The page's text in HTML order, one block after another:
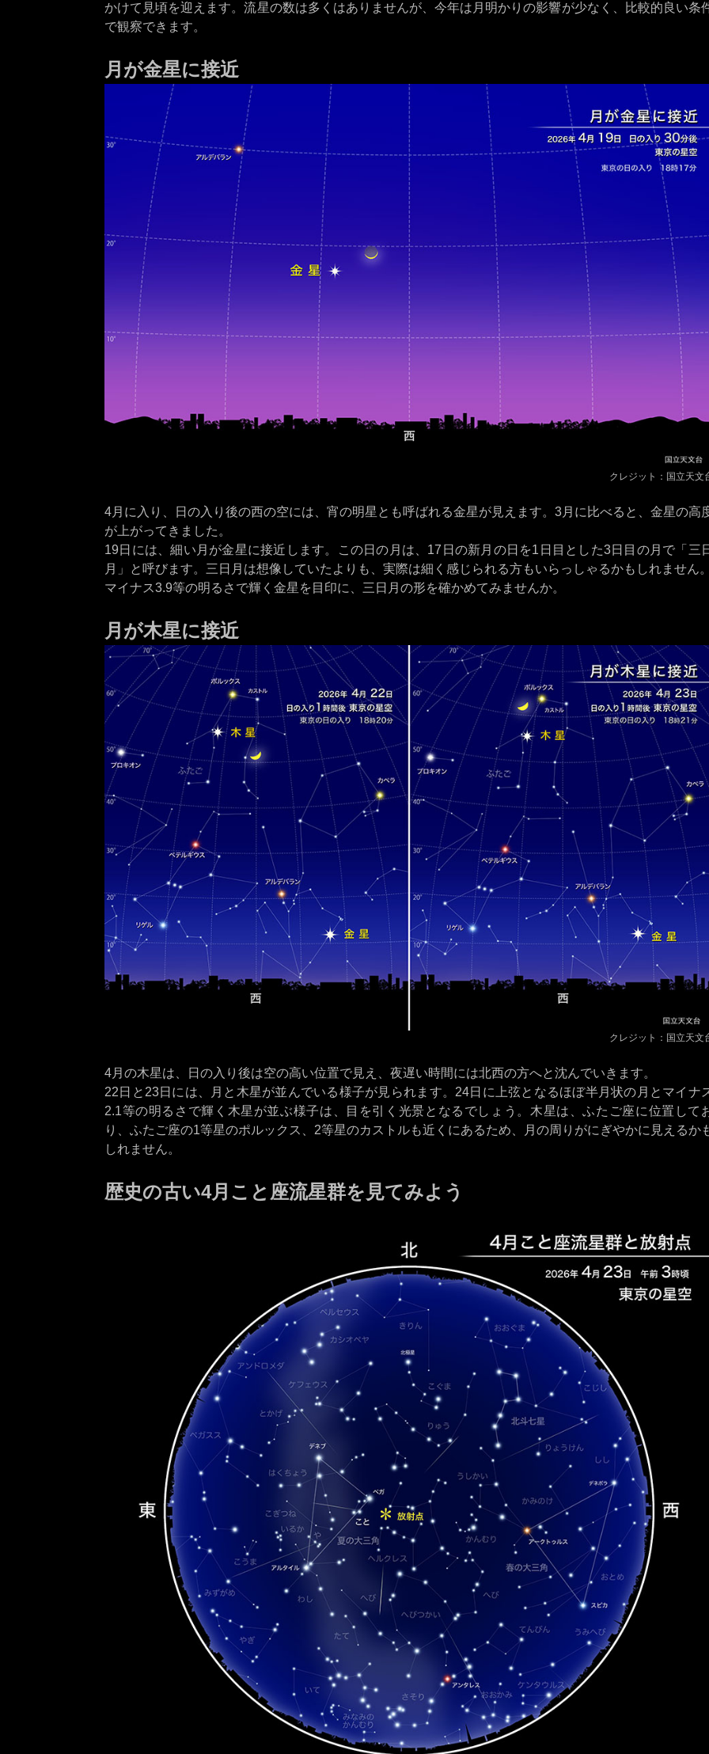
かけて見頃を迎えます。流星の数は多くはありませんが、今年は月明かりの影響が少なく、比較的良い条
で観察できます。
月が金星に接近
クレジット：国立天文
4月に入り、日の入り後の西の空には、宵の明星とも呼ばれる金星が見えます。3月に比べると、金星の高
が上がってきました。
19日には、細い月が金星に接近します。この日の月は、17日の新月の日を1日目とした3日目の月で「三
月」と呼びます。三日月は想像していたよりも、実際は細く感じられる方もいらっしゃるかもしれません
マイナス3.9等の明るさで輝く金星を目印に、三日月の形を確かめてみませんか。
月が木星に接近
クレジット：国立天文
4月の木星は、日の入り後は空の高い位置で見え、夜遅い時間には北西の方へと沈んでいきます。
22日と23日には、月と木星が並んでいる様子が見られます。24日に上弦となるほぼ半月状の月とマイナ
2.1等の明るさで輝く木星が並ぶ様子は、目を引く光景となるでしょう。木星は、ふたご座に位置して
り、ふたご座の1等星のポルックス、2等星のカストルも近くにあるため、月の周りがにぎやかに見えるか
しれません。
歴史の古い4月こと座流星群を見てみよう